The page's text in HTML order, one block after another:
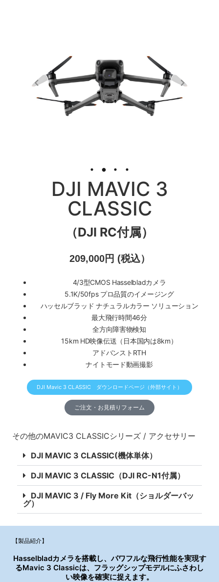
DJI MAVIC 3
CLASSIC
（DJI RC付属）
209,000円 (税込）
4/3型CMOS Hasselbladカメラ
5.1K/50fps プロ品質のイメージング
ハッセルブラッド ナチュラルカラー ソリューション
最大飛行時間46分
全方向障害物検知
15km HD映像伝送（日本国内は8km）
アドバンストRTH
ナイトモード動画撮影
DJI Mavic 3 CLASSIC ダウンロードページ（外部サイト）
ご注文・お見積りフォーム
その他のMAVIC3 CLASSICシリーズ / アクセサリー
DJI MAVIC 3 CLASSIC(機体単体）
DJI MAVIC 3 CLASSIC（DJI RC-N1付属）
DJI MAVIC 3 / Fly More Kit（ショルダーバッ
グ）
【製品紹介】
Hasselbladカメラを搭載し、パワフルな飛行性能を実現す
るMavic 3 Classicは、フラッグシップモデルにふさわし
い映像を確実に捉えます。